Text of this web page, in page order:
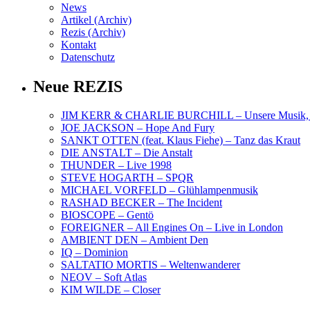
News
Artikel (Archiv)
Rezis (Archiv)
Kontakt
Datenschutz
Neue REZIS
JIM KERR & CHARLIE BURCHILL – Unsere Musik,
JOE JACKSON – Hope And Fury
SANKT OTTEN (feat. Klaus Fiehe) – Tanz das Kraut
DIE ANSTALT – Die Anstalt
THUNDER – Live 1998
STEVE HOGARTH – SPQR
MICHAEL VORFELD – Glühlampenmusik
RASHAD BECKER – The Incident
BIOSCOPE – Gentö
FOREIGNER – All Engines On – Live in London
AMBIENT DEN – Ambient Den
IQ – Dominion
SALTATIO MORTIS – Weltenwanderer
NEOV – Soft Atlas
KIM WILDE – Closer